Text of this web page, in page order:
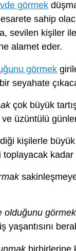
görmek
sahip
sevilen kişiler
alamet eder.
görmek
seyahate
çok büyük
ve üzüntülü
kişilerle büyük
olduğunu görmek
yaşantısını
birbirlerine